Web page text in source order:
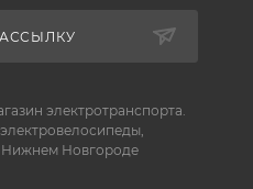
электротранспорта.
Нижнем Новгороде